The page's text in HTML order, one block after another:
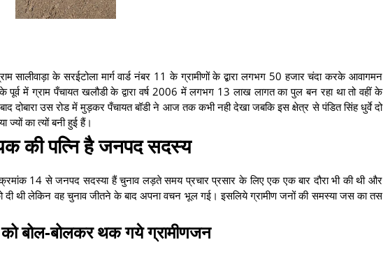
के सरईटोला मार्ग वार्ड नंबर 11 के ग्रामीणों के द्बारा लगभग 50 हजार चंदा करके आवागमन
में ग्राम पँचायत खलौडी के द्वारा वर्ष 2006 में लगभग 13 लाख लागत का पुल बन रहा था तो वहीं के
दोबारा उस रोड में मुड़कर पँचायत बॉडी ने आज तक कभी नही देखा जबकि इस क्षेत्र से पंडित सिंह धुर्वे दो
ज्यों का त्यों बनी हुई हैं।
की पत्नि है जनपद सदस्य
क्रमांक 14 से जनपद सदस्या हैं चुनाव लड़ते समय प्रचार प्रसार के लिए एक एक बार दौरा भी की थी और
दी थी लेकिन वह चुनाव जीतने के बाद अपना वचन भूल गई। इसलिये ग्रामीण जनों की समस्या जस का तस
बोल-बोलकर थक गये ग्रामीणजन